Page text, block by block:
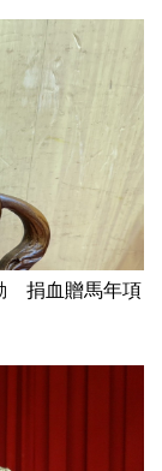
捐血贈馬年項